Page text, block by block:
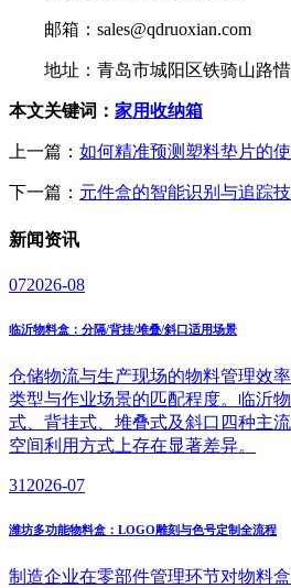
邮箱：sales@qdruoxian.com
地址：青岛市城阳区铁骑山路惜
本文关键词： 家用收纳箱
上一篇： 如何精准预测塑料垫片的
下一篇： 元件盒的智能识别与追踪
新闻资讯
072026-08
临沂物料盒：分隔/背挂/堆叠/斜口适用场景
仓储物流与生产现场的物料管理效
类型与作业场景的匹配程度。临沂
式、背挂式、堆叠式及斜口四种主
空间利用方式上存在显著差异。
31 2026-07
潍坊多功能物料盒：LOGO雕刻与色号定制全流程
制造企业在零部件管理环节对物料